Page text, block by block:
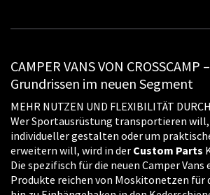
CAMPER VANS VON
Grundrissen im neuen Segment
MEHR NUTZEN UND FLEXIBILITÄT DURCH
Wer Sportausrüstung transportieren will,
individueller gestalten oder um
erweitern will, wird in der Custom Parts
Die spezifisch für die neuen Camper
Produkte reichen von Moskitonetzen für